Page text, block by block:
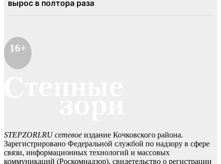
16+
STEPZORI.RU сетевое издание Кочковского района.
Зарегистрировано Федеральной службой по надзору в сфере
связи, информационных технологий и массовых
коммуникаций (Роскомнадзор), свидетельство о регистрации